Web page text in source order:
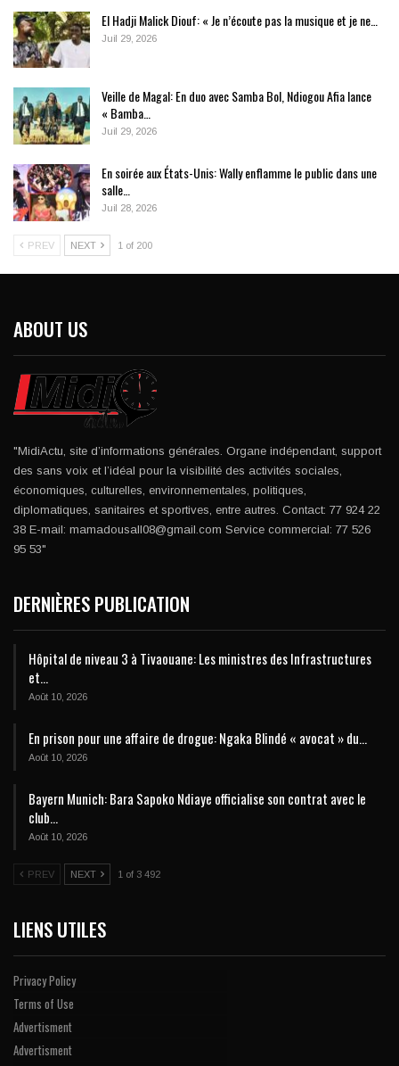
El Hadji Malick Diouf: « Je n’écoute pas la musique et je ne…
Juil 29, 2026
Veille de Magal: En duo avec Samba Bol, Ndiogou Afia lance
« Bamba…
Juil 29, 2026
En soirée aux États-Unis: Wally enflamme le public dans une
salle…
Juil 28, 2026
PREV NEXT 1 of 200
ABOUT US
"MidiActu, site d’informations générales. Organe indépendant, support
des sans voix et l’idéal pour la visibilité des activités sociales,
économiques, culturelles, environnementales, politiques,
diplomatiques, sanitaires et sportives, entre autres. Contact: 77 924 22
38 E-mail: mamadousall08@gmail.com Service commercial: 77 526
95 53"
DERNIÈRES PUBLICATION
Hôpital de niveau 3 à Tivaouane: Les ministres des Infrastructures
et…
Août 10, 2026
En prison pour une affaire de drogue: Ngaka Blindé « avocat » du…
Août 10, 2026
Bayern Munich: Bara Sapoko Ndiaye officialise son contrat avec le
club…
Août 10, 2026
PREV NEXT 1 of 3 492
LIENS UTILES
Privacy Policy
Terms of Use
Advertisment
Advertisment